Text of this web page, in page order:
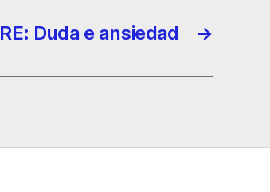
→
RE: Duda e ansiedad